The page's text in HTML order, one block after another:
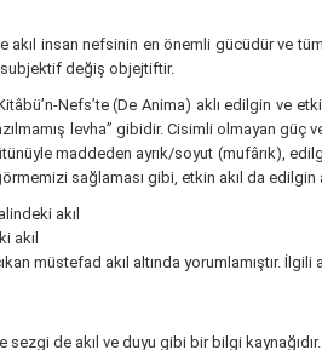
akıl insan nefsinin en önemli gücüdür ve
değiş objejtiftir.
Nefs’te (De Anima) aklı edilgin ve
levha” gibidir. Cisimli olmayan
maddeden ayrık/soyut (mufârık),
sağlaması gibi, etkin akıl da edilgin
akıl
akıl
müstefad akıl altında yorumlamıştır. İlgili
sezgi de akıl ve duyu gibi bir bilgi